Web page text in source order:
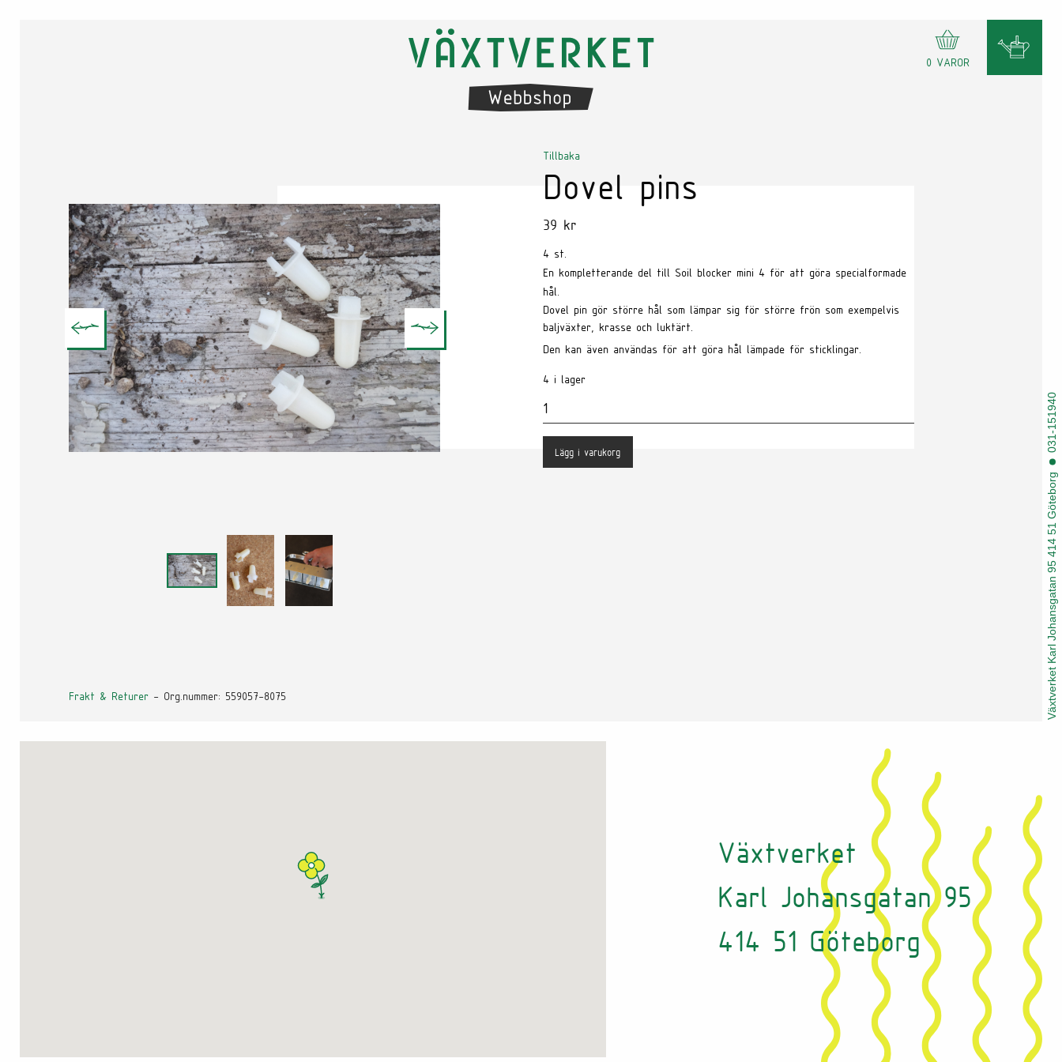
0 VAROR
Tillbaka
Dovel pins
39 kr
4 st.
En kompletterande del till Soil blocker mini 4 för att göra specialformade
hål.
Dovel pin gör större hål som lämpar sig för större frön som exempelvis
baljväxter, krasse och luktärt.
Den kan även användas för att göra hål lämpade för sticklingar.
4 i lager
Antal
Lägg i varukorg
Frakt & Returer - Org.nummer: 559057-8075
Växtverket
Karl Johansgatan 95
414 51 Göteborg
Växtverket Karl Johansgatan 95 414 51 Göteborg
031-151940